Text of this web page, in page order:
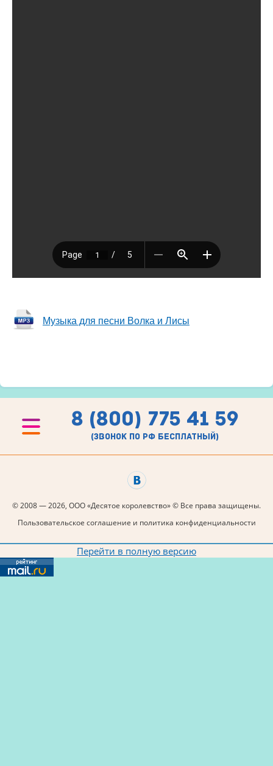
Музыка для песни Волка и Лисы
8 (800) 775 41 59
(звонок по рф бесплатный)
© 2008 — 2026, ООО «Десятое королевство» © Все права защищены.
Пользовательское соглашение и политика конфиденциальности
Перейти в полную версию